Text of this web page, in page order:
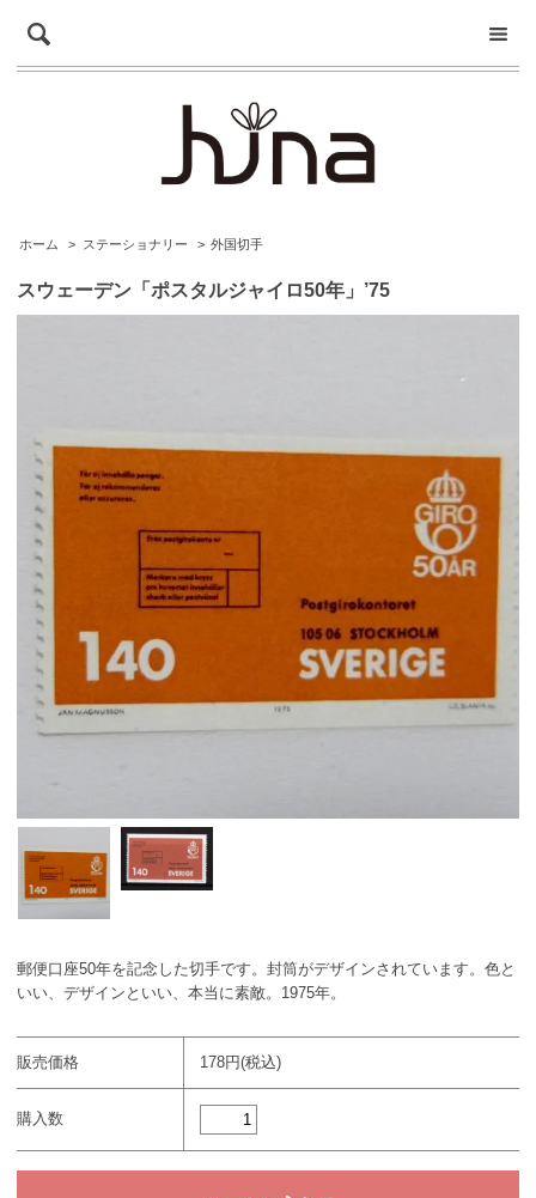
ホーム > ステーショナリー > 外国切手
スウェーデン「ポスタルジャイロ50年」’75
郵便口座50年を記念した切手です。封筒がデザインされています。色と
いい、デザインといい、本当に素敵。1975年。
販売価格 178円(税込)
購入数